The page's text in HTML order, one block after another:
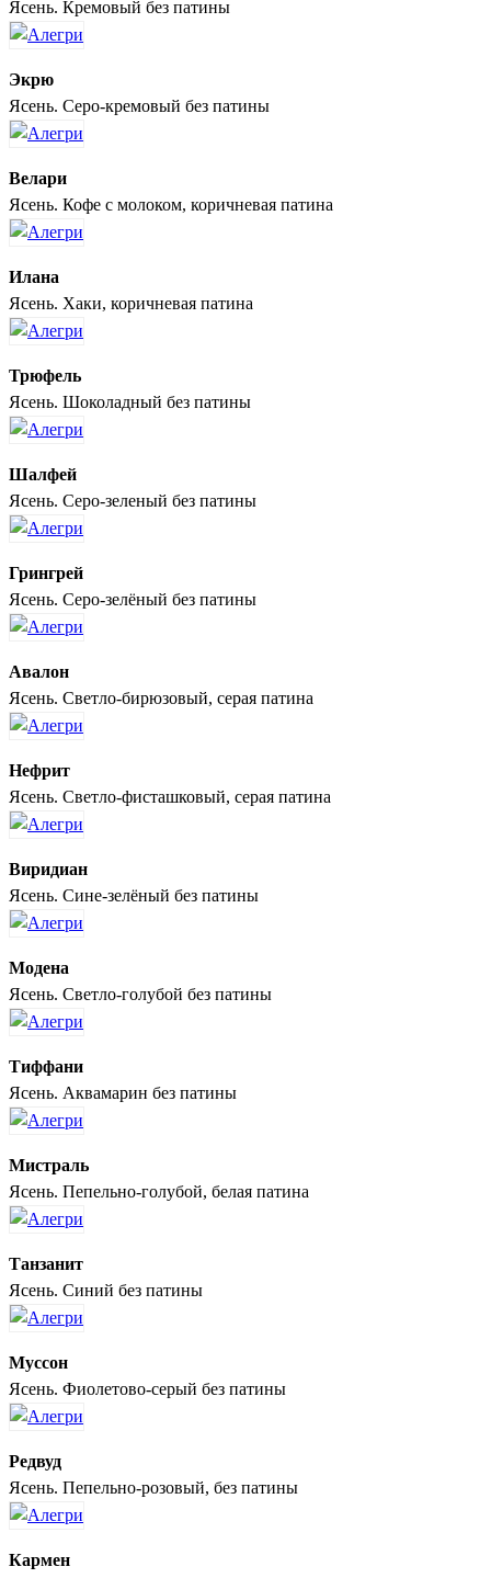
Ясень. Кремовый без патины
Экрю
Ясень. Серо-кремовый без патины
Велари
Ясень. Кофе с молоком, коричневая патина
Илана
Ясень. Хаки, коричневая патина
Трюфель
Ясень. Шоколадный без патины
Шалфей
Ясень. Серо-зеленый без патины
Грингрей
Ясень. Серо-зелёный без патины
Авалон
Ясень. Светло-бирюзовый, серая патина
Нефрит
Ясень. Светло-фисташковый, серая патина
Виридиан
Ясень. Сине-зелёный без патины
Модена
Ясень. Светло-голубой без патины
Тиффани
Ясень. Аквамарин без патины
Мистраль
Ясень. Пепельно-голубой, белая патина
Танзанит
Ясень. Синий без патины
Муссон
Ясень. Фиолетово-серый без патины
Редвуд
Ясень. Пепельно-розовый, без патины
Кармен